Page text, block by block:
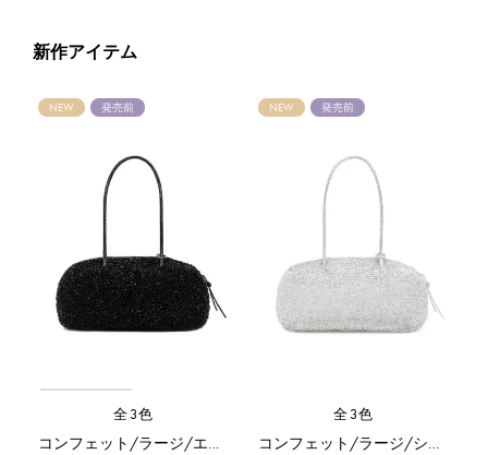
新作アイテム
NEW 発売前
全3色
コンフェット/ラージ/エナメルブラック
NEW 発売前
全3色
コンフェット/ラージ/シルバー